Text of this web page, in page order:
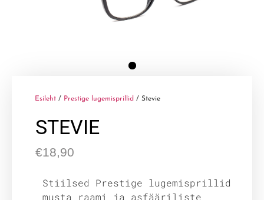
Esileht / Prestige lugemisprillid / Stevie
STEVIE
€18,90
Stiilsed Prestige lugemisprillid
musta raami ja asfääriliste